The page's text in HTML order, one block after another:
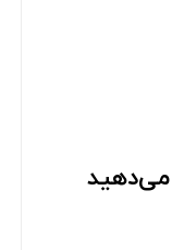
می‌دهید